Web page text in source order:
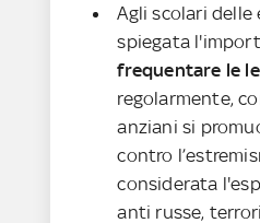
Agli scolari delle
spiegata
frequentare le
regolarmente,
anziani si
contro
considerata
anti russe,